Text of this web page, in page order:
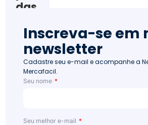
das
hort
ifrú
ti: 7
dic
as
osa
Inscreva-se em
newsletter
Cadastre seu e-mail e acompanhe a
Mercafacil.
Seu nome
Seu melhor e-mail